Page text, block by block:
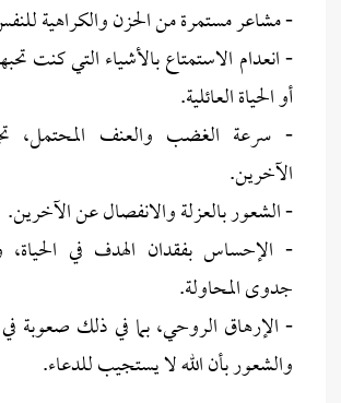
- مشاعر مستمرة من الحزن والكراهية
- انعدام الاستمتاع بالأشياء التي كنت
أو الحياة العائلية.
- سرعة الغضب والعنف المحتمل،
الآخرين.
- الشعور بالعزلة والانفصال عن الآخرين.
- الإحساس بفقدان الهدف في الحياة،
جدوى المحاولة.
- الإرهاق الروحي، بما في ذلك صعوبة في
والشعور بأن الله لا يستجيب للدعاء.